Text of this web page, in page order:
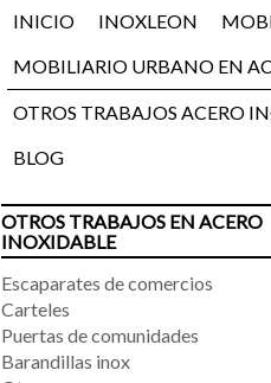
INICIO INOXLEON
MOBILIARIO URBANO EN
OTROS TRABAJOS ACERO
BLOG
OTROS TRABAJOS EN ACERO
INOXIDABLE
Escaparates de comercios
Carteles
Puertas de comunidades
Barandillas inox